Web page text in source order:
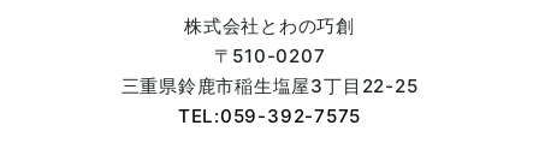
2023年10月 (7)
株式会社とわの巧創
〒510-0207
三重県鈴鹿市稲生塩屋3丁目22-25
TEL:059-392-7575